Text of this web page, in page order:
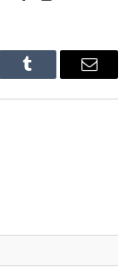
Tumblr Email